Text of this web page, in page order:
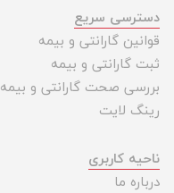
دسترسی سریع
قوانین گارانتی و بیمه
ثبت گارانتی و بیمه
بررسی صحت گارانتی و بیمه
رینگ لایت
ناحیه کاربری
درباره ما